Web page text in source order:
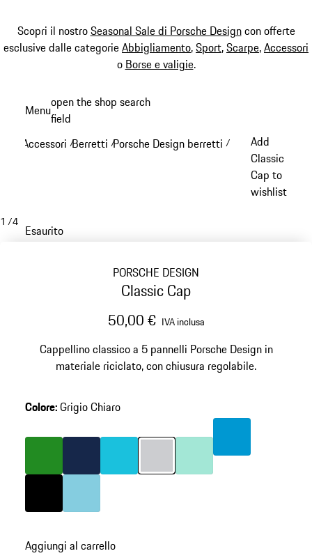
Scopri il nostroSeasonal Sale di Porsche Designcon offerte
esclusive dalle categorieAbbigliamento,Sport,Scarpe,Accessori
o Borse e valigie.
principale
Menuopen the shop search
field
Accessori /Berretti /Porsche Design berretti /
Add
Classic
Cap to
wishlist
1 /4
Esaurito
PORSCHE DESIGN
Classic Cap
50,00 € IVA inclusa
Cappellino classico a 5 pannelli Porsche Design in
materiale riciclato, con chiusura regolabile.
Colore:Grigio Chiarosalta
varianti
Colore
Verde
Colore
Colore Blu Miami
alle
Aggiungi al carrello